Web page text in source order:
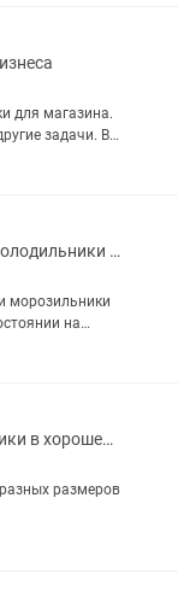
для магазина.
задачи. В
не
комплект.
Купим не рабочие холодильники и морозильники
морозильники
на
Продам холодильники в хорошем состоянии
размеров